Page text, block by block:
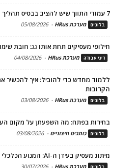
7 עמודי התווך שיש להציב בבסיס תהליך הגיוס ומיתוג המעסיק
בלוגים מערכת HRus -
05/08/2026
חילופי מעסיקים תחת אותו גג: חובת
דיני עבודה מערכת HRus -
04/08/2026
ללמוד מחדש כדי להוביל: איך להכשיר
הקרובות
בלוגים מערכת HRus -
03/08/2026
בחירות בפתח: מה השפעתן על מקום
בלוגים כותבים חיצוניים -
03/08/2026
מיתוג מעסיק בעידן ה-AI: המנוע הכלכלי של גיוס ושימור טלנטים
בלוגים מערכת HRus -
30/07/2026